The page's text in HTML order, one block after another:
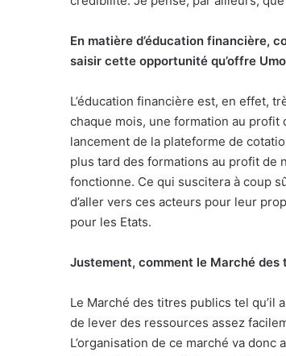
En matière d’éducation financière,
saisir cette opportunité qu’offre
L’éducation financière est, en effet,
chaque mois, une formation au
lancement de la plateforme de
plus tard des formations au profit de
fonctionne. Ce qui suscitera à coup
d’aller vers ces acteurs pour leur
pour les Etats.
Justement, comment le Marché
Le Marché des titres publics tel qu’il
de lever des ressources assez
L’organisation de ce marché va